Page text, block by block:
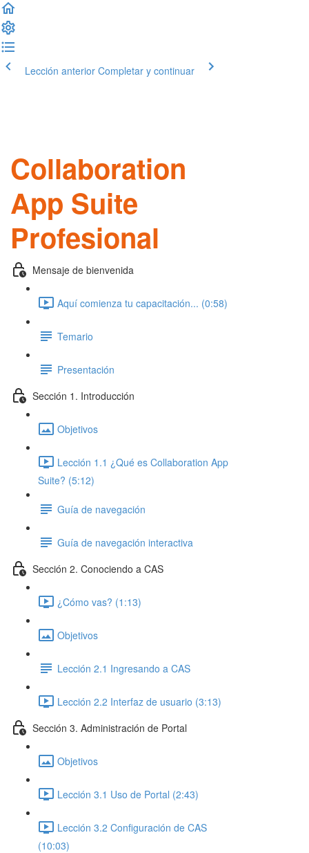
Lección anterior Completar y continuar
Collaboration
App Suite
Profesional
Mensaje de bienvenida
Aquí comienza tu capacitación... (0:58)
Temario
Presentación
Sección 1. Introducción
Objetivos
Lección 1.1 ¿Qué es Collaboration App
Suite? (5:12)
Guía de navegación
Guía de navegación interactiva
Sección 2. Conociendo a CAS
¿Cómo vas? (1:13)
Objetivos
Lección 2.1 Ingresando a CAS
Lección 2.2 Interfaz de usuario (3:13)
Sección 3. Administración de Portal
Objetivos
Lección 3.1 Uso de Portal (2:43)
Lección 3.2 Configuración de CAS
(10:03)